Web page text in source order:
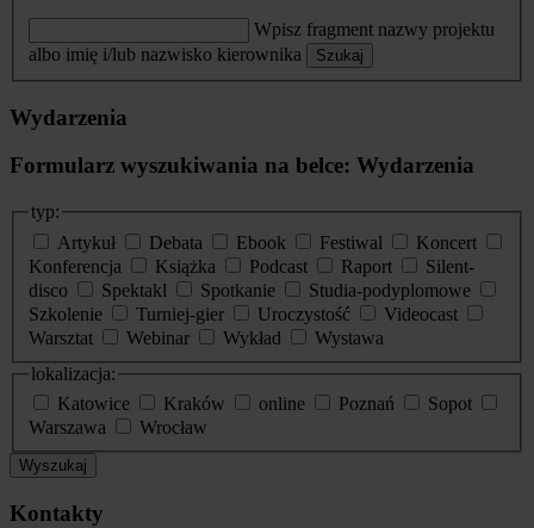
Wpisz fragment nazwy projektu
albo imię i/lub nazwisko kierownika
Szukaj
Wydarzenia
Formularz wyszukiwania na belce: Wydarzenia
typ:
Artykuł
Debata Ebook Festiwal
Koncert
Konferencja
Książka Podcast Raport
Silent-
disco
Spektakl Spotkanie
Studia-podyplomowe
Szkolenie
Turniej-gier Uroczystość
Videocast
Warsztat
Webinar Wykład
Wystawa
lokalizacja:
Katowice
Kraków online Poznań
Sopot
Warszawa
Wrocław
Wyszukaj
Kontakty